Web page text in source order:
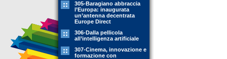
305-Baragiano abbraccia
l’Europa: inaugurata
un’antenna decentrata
Europe Direct
306-Dalla pellicola
all’intelligenza artificiale
307-Cinema, innovazione e
formazione con